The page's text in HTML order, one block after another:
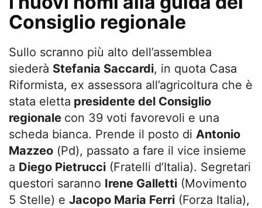
Consiglio regionale
Sullo scranno più alto dell’assemblea
siederà Stefania Saccardi, in quota Casa
Riformista, ex assessora all’agricoltura che è
stata eletta presidente del Consiglio
regionale con 39 voti favorevoli e una
scheda bianca. Prende il posto di Antonio
Mazzeo (Pd), passato a fare il vice insieme
a Diego Pietrucci (Fratelli d’Italia). Segretari
questori saranno Irene Galletti (Movimento
5 Stelle) e Jacopo Maria Ferri (Forza Italia),